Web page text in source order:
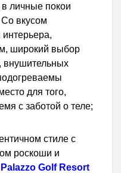
личные покои
Со вкусом
широкий выбор
внушительных
для того,
с заботой о теле;
стиле с
роскоши и
Golf Resort